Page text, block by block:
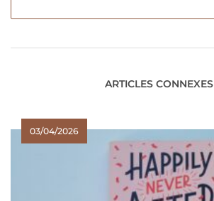
ARTICLES CONNEXES
03/04/2026